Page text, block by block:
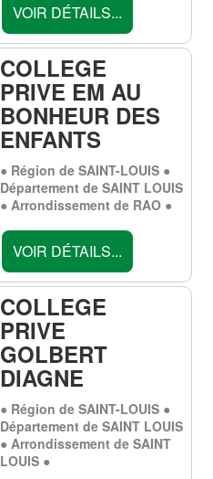
VOIR DÉTAILS...
COLLEGE
PRIVE EM AU
BONHEUR DES
ENFANTS
● Région de SAINT-LOUIS ●
Département de SAINT LOUIS
● Arrondissement de RAO ●
VOIR DÉTAILS...
COLLEGE
PRIVE
GOLBERT
DIAGNE
● Région de SAINT-LOUIS ●
Département de SAINT LOUIS
● Arrondissement de SAINT
LOUIS ●